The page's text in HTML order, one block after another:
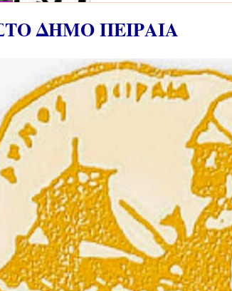
ΔΗΜΟ ΠΕΙΡΑΙΑ